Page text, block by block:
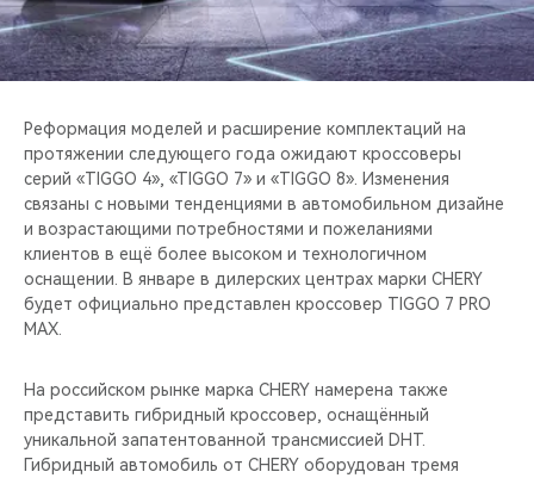
CHERY И СПОРТ
НАШИ МЕРОПРИЯТИЯ
ВИДЕООБЗОРЫ
CHERY ДЛЯ ДЕТЕЙ
Реформация моделей и расширение комплектаций на
протяжении следующего года ожидают кроссоверы
серий «TIGGO 4», «TIGGO 7» и «TIGGO 8». Изменения
связаны с новыми тенденциями в автомобильном дизайне
и возрастающими потребностями и пожеланиями
клиентов в ещё более высоком и технологичном
оснащении. В январе в дилерских центрах марки CHERY
будет официально представлен кроссовер TIGGO 7 PRO
MAX.
На российском рынке марка CHERY намерена также
представить гибридный кроссовер, оснащённый
уникальной запатентованной трансмиссией DHT.
Гибридный автомобиль от CHERY оборудован тремя